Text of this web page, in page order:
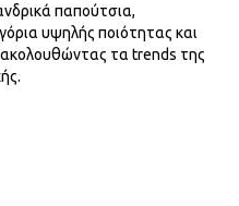
παπούτσια,
υψηλής ποιότητας και
ακολουθώντας τα trends της